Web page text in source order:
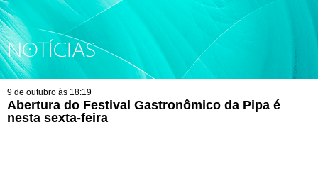
NOTÍCIAS
9 de outubro às 18:19
Abertura do Festival Gastronômico da Pipa é
nesta sexta-feira